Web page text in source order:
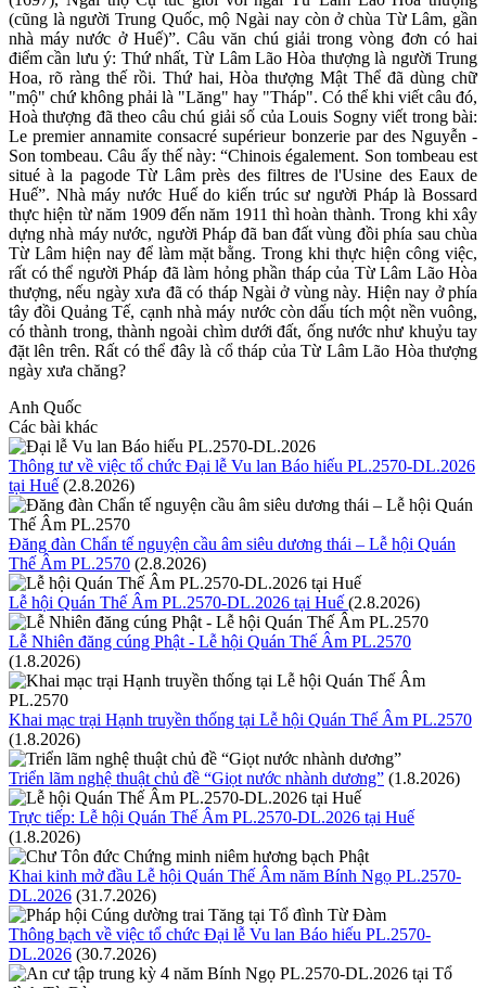
(cũng là người Trung Quốc, mộ Ngài nay còn ở chùa Từ Lâm, gần
nhà máy nước ở Huế)”. Câu văn chú giải trong vòng đơn có hai
điểm cần lưu ý: Thứ nhất, Từ Lâm Lão Hòa thượng là người Trung
Hoa, rõ ràng thế rồi. Thứ hai, Hòa thượng Mật Thể đã dùng chữ
"mộ" chứ không phải là "Lăng" hay "Tháp". Có thể khi viết câu đó,
Hoà thượng đã theo câu chú giải số của Louis Sogny viết trong bài:
Le premier annamite consacré supérieur bonzerie par des Nguyễn -
Son tombeau. Câu ấy thế này: “Chinois également. Son tombeau est
situé à la pagode Từ Lâm près des filtres de l'Usine des Eaux de
Huế”. Nhà máy nước Huế do kiến trúc sư người Pháp là Bossard
thực hiện từ năm 1909 đến năm 1911 thì hoàn thành. Trong khi xây
dựng nhà máy nước, người Pháp đã ban đất vùng đồi phía sau chùa
Từ Lâm hiện nay để làm mặt bằng. Trong khi thực hiện công việc,
rất có thể người Pháp đã làm hỏng phần tháp của Từ Lâm Lão Hòa
thượng, nếu ngày xưa đã có tháp Ngài ở vùng này. Hiện nay ở phía
tây đồi Quảng Tế, cạnh nhà máy nước còn dấu tích một nền vuông,
có thành trong, thành ngoài chìm dưới đất, ống nước như khuỷu tay
đặt lên trên. Rất có thể đây là cổ tháp của Từ Lâm Lão Hòa thượng
ngày xưa chăng?
Anh Quốc
Các bài khác
Thông tư về việc tổ chức Đại lễ Vu lan Báo hiếu PL.2570-DL.2026
tại Huế (2.8.2026)
Đăng đàn Chẩn tế nguyện cầu âm siêu dương thái – Lễ hội Quán
Thế Âm PL.2570 (2.8.2026)
Lễ hội Quán Thế Âm PL.2570-DL.2026 tại Huế (2.8.2026)
Lễ Nhiên đăng cúng Phật - Lễ hội Quán Thế Âm PL.2570
(1.8.2026)
Khai mạc trại Hạnh truyền thống tại Lễ hội Quán Thế Âm PL.2570
(1.8.2026)
Triển lãm nghệ thuật chủ đề “Giọt nước nhành dương” (1.8.2026)
Trực tiếp: Lễ hội Quán Thế Âm PL.2570-DL.2026 tại Huế
(1.8.2026)
Khai kinh mở đầu Lễ hội Quán Thế Âm năm Bính Ngọ PL.2570-
DL.2026 (31.7.2026)
Thông bạch về việc tổ chức Đại lễ Vu lan Báo hiếu PL.2570-
DL.2026 (30.7.2026)